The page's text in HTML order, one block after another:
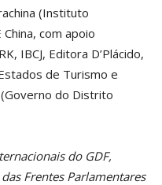
(Instituto
com apoio
IBCJ, Editora D’Plácido,
de Turismo e
do Distrito
do GDF,
Frentes Parlamentares